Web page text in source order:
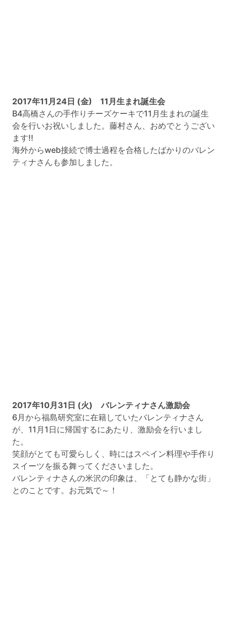
2017年11月24日 (金) 11月生まれ誕生会
B4高橋さんの手作りチーズケーキで11月生まれの誕生
会を行いお祝いしました。藤村さん、おめでとうござい
ます!!
海外からweb接続で博士過程を合格したばかりのバレン
ティナさんも参加しました。
2017年10月31日 (火) バレンティナさん激励会
6月から福島研究室に在籍していたバレンティナさん
が、11月1日に帰国するにあたり、激励会を行いまし
た。
笑顔がとても可愛らしく、時にはスペイン料理や手作り
スイーツを振る舞ってくださいました。
バレンティナさんの米沢の印象は、「とても静かな街」
とのことです。お元気で～！